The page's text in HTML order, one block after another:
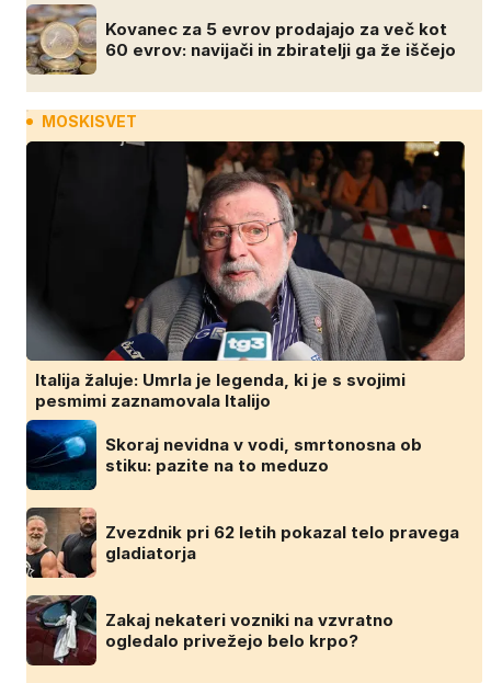
Kovanec za 5 evrov prodajajo za več kot
60 evrov: navijači in zbiratelji ga že iščejo
MOSKISVET
Italija žaluje: Umrla je legenda, ki je s svojimi
pesmimi zaznamovala Italijo
Skoraj nevidna v vodi, smrtonosna ob
stiku: pazite na to meduzo
Zvezdnik pri 62 letih pokazal telo pravega
gladiatorja
Zakaj nekateri vozniki na vzvratno
ogledalo privežejo belo krpo?